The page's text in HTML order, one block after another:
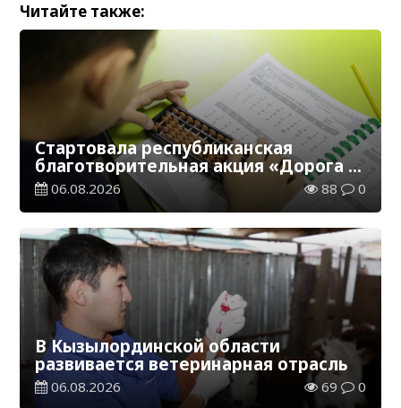
Читайте также:
Стартовала республиканская
благотворительная акция «Дорога в
школу»
06.08.2026 88 0
В Кызылординской области
развивается ветеринарная отрасль
06.08.2026 69 0